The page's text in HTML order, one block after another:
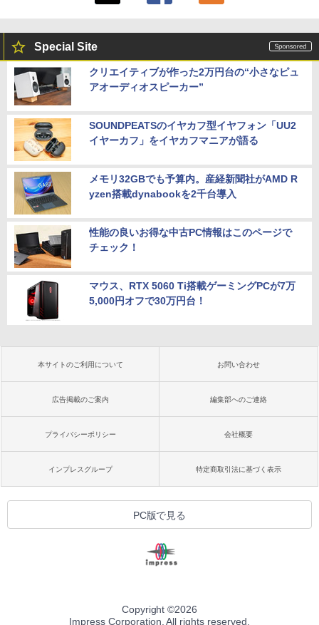
Special Site
クリエイティブが作った2万円台の“小さなピュ
アオーディオスピーカー”
SOUNDPEATSのイヤカフ型イヤフォン「UU2
イヤーカフ」をイヤカフマニアが語る
メモリ32GBでも予算内。産経新聞社がAMD R
yzen搭載dynabookを2千台導入
性能の良いお得な中古PC情報はこのページで
チェック！
マウス、RTX 5060 Ti搭載ゲーミングPCが7万
5,000円オフで30万円台！
本サイトのご利用について お問い合わせ
広告掲載のご案内 編集部へのご連絡
プライバシーポリシー 会社概要
インプレスグループ 特定商取引法に基づく表示
PC版で見る
Copyright ©2026
Impress Corporation. All rights reserved.